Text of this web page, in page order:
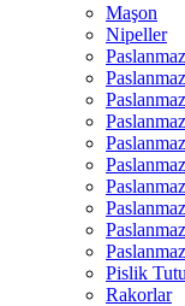
Maşon
Nipeller
Pislik
Rakorlar